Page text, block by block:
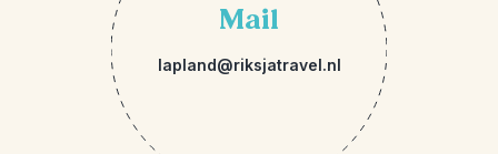
Mail
lapland@riksjatravel.nl